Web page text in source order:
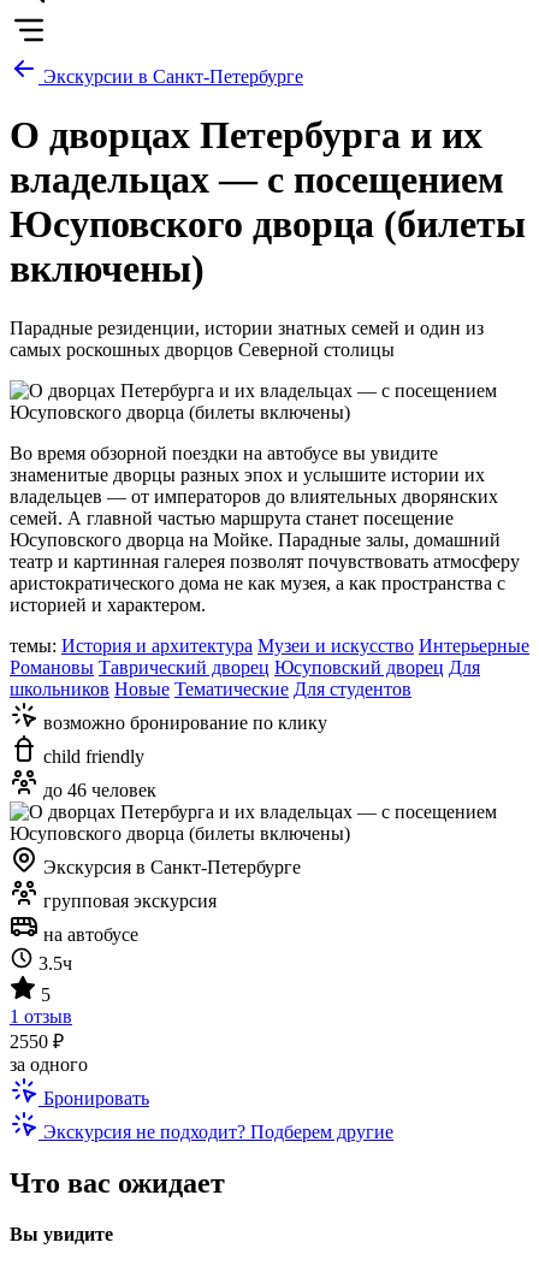
Экскурсии в Санкт-Петербурге
О дворцах Петербурга и их
владельцах — с посещением
Юсуповского дворца (билеты
включены)
Парадные резиденции, истории знатных семей и один из
самых роскошных дворцов Северной столицы
Во время обзорной поездки на автобусе вы увидите
знаменитые дворцы разных эпох и услышите истории их
владельцев — от императоров до влиятельных дворянских
семей. А главной частью маршрута станет посещение
Юсуповского дворца на Мойке. Парадные залы, домашний
театр и картинная галерея позволят почувствовать атмосферу
аристократического дома не как музея, а как пространства с
историей и характером.
темы: История и архитектура Музеи и искусство Интерьерные
Романовы Таврический дворец Юсуповский дворец Для
школьников Новые Тематические Для студентов
возможно бронирование по клику
child friendly
до 46 человек
Экскурсия в Санкт-Петербурге
групповая экскурсия
на автобусе
3.5ч
5
1 отзыв
2550 ₽
за одного
Бронировать
Экскурсия не подходит? Подберем другие
Что вас ожидает
Вы увидите